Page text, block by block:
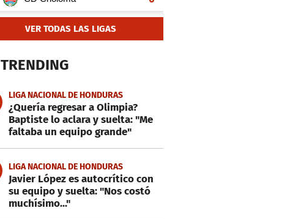
VER TODAS LAS LIGAS
TRENDING
LIGA NACIONAL DE HONDURAS
¿Quería regresar a Olimpia?
Baptiste lo aclara y suelta: "Me
faltaba un equipo grande"
LIGA NACIONAL DE HONDURAS
Javier López es autocrítico con
su equipo y suelta: "Nos costó
muchísimo..."